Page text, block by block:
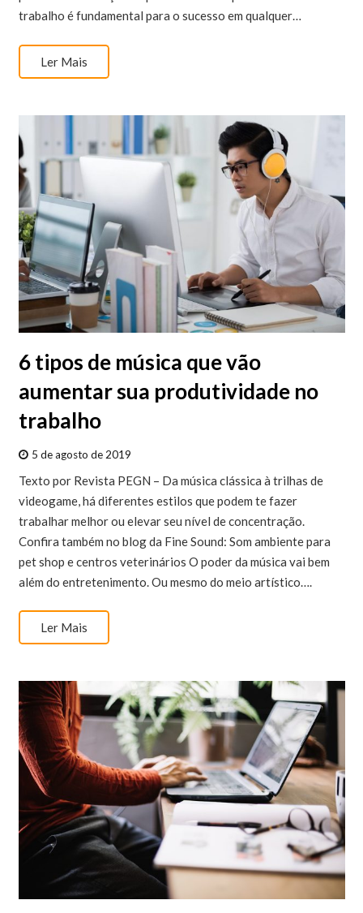
trabalho é fundamental para o sucesso em qualquer…
Ler Mais
6 tipos de música que vão
aumentar sua produtividade no
trabalho
5 de agosto de 2019
Texto por Revista PEGN – Da música clássica à trilhas de
videogame, há diferentes estilos que podem te fazer
trabalhar melhor ou elevar seu nível de concentração.
Confira também no blog da Fine Sound: Som ambiente para
pet shop e centros veterinários O poder da música vai bem
além do entretenimento. Ou mesmo do meio artístico….
Ler Mais